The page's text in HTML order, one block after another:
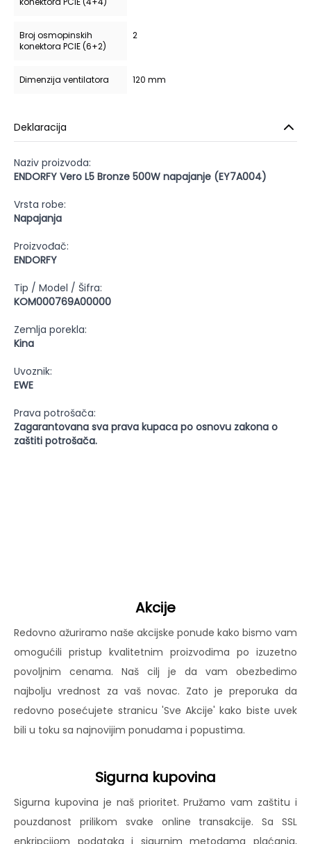
Broj osmopinskih
konektora PCIE (6+2)
2
Dimenzija ventilatora 120 mm
Deklaracija
Naziv proizvoda:
ENDORFY Vero L5 Bronze 500W napajanje (EY7A004)
Vrsta robe:
Napajanja
Proizvođač:
ENDORFY
Tip / Model / Šifra:
KOM000769A00000
Zemlja porekla:
Kina
Uvoznik:
EWE
Prava potrošača:
Zagarantovana sva prava kupaca po osnovu zakona o
zaštiti potrošača.
Akcije
Redovno ažuriramo naše akcijske ponude kako bismo vam
omogućili pristup kvalitetnim proizvodima po izuzetno
povoljnim cenama. Naš cilj je da vam obezbedimo
najbolju vrednost za vaš novac. Zato je preporuka da
redovno posećujete stranicu 'Sve Akcije' kako biste uvek
bili u toku sa najnovijim ponudama i popustima.
Sigurna kupovina
Sigurna kupovina je naš prioritet. Pružamo vam zaštitu i
pouzdanost prilikom svake online transakcije. Sa SSL
enkripcijom podataka i sigurnim metodama plaćanja,